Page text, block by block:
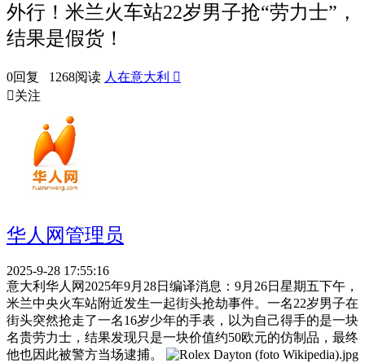
外行！米兰火车站22岁男子抢“劳力士”，
结果是假货！
0回复 1268阅读 人在意大利 
关注
华人网管理员
2025-9-28 17:55:16
意大利华人网2025年9月28日编译消息：9月26日星期五下午，
米兰中央火车站附近发生一起街头抢劫事件。一名22岁男子在
街头突然抢走了一名16岁少年的手表，以为自己得手的是一块
名贵劳力士，结果发现只是一块价值约50欧元的仿制品，最终
他也因此被警方当场逮捕。